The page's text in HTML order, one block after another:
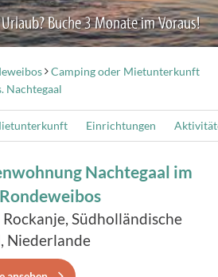
Buche 3 Monate im Voraus!
Camping oder Mietunterkunft
Nachtegaal
Einrichtungen
Nachtegaal im
Südholländische
Niederlande